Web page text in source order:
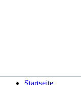
Startseite